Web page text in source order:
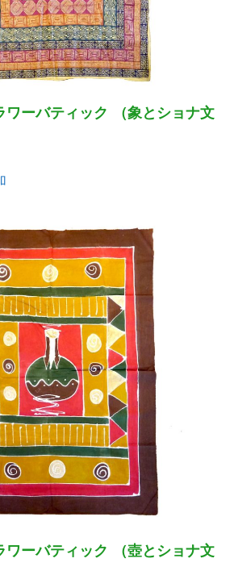
ワーバティック （象とショナ文
ワーバティック （壺とショナ文